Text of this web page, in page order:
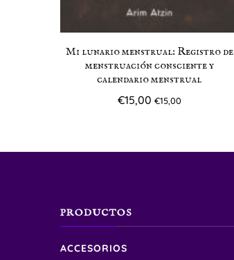
Mi lunario menstrual: Registro de
menstruación consciente y
calendario menstrual
€15,00 €15,00
PRODUCTOS
ACCESORIOS